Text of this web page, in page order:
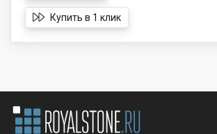
Купить в 1 клик